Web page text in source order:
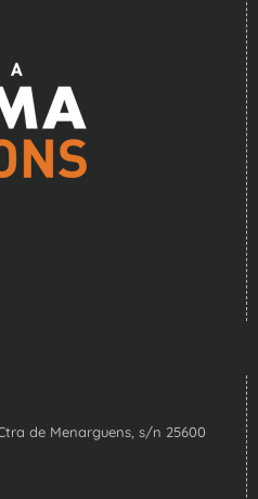
de Menarguens, s/n 25600